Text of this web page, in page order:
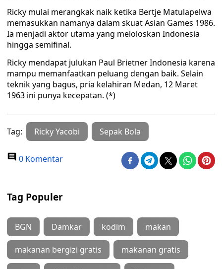
Ricky mulai merangkak naik ketika Bertje Matulapelwa
memasukkan namanya dalam skuat Asian Games 1986.
Ia menjadi aktor utama yang meloloskan Indonesia
hingga semifinal.
Ricky mendapat julukan Paul Brietner Indonesia karena
mampu memanfaatkan peluang dengan baik. Selain
teknik yang bagus, pria kelahiran Medan, 12 Maret
1963 ini punya kecepatan. (*)
Tag: Ricky Yacobi Sepak Bola
0 Komentar
Tag Populer
BGN Damkar kodim makan
makanan bergizi gratis makanan gratis